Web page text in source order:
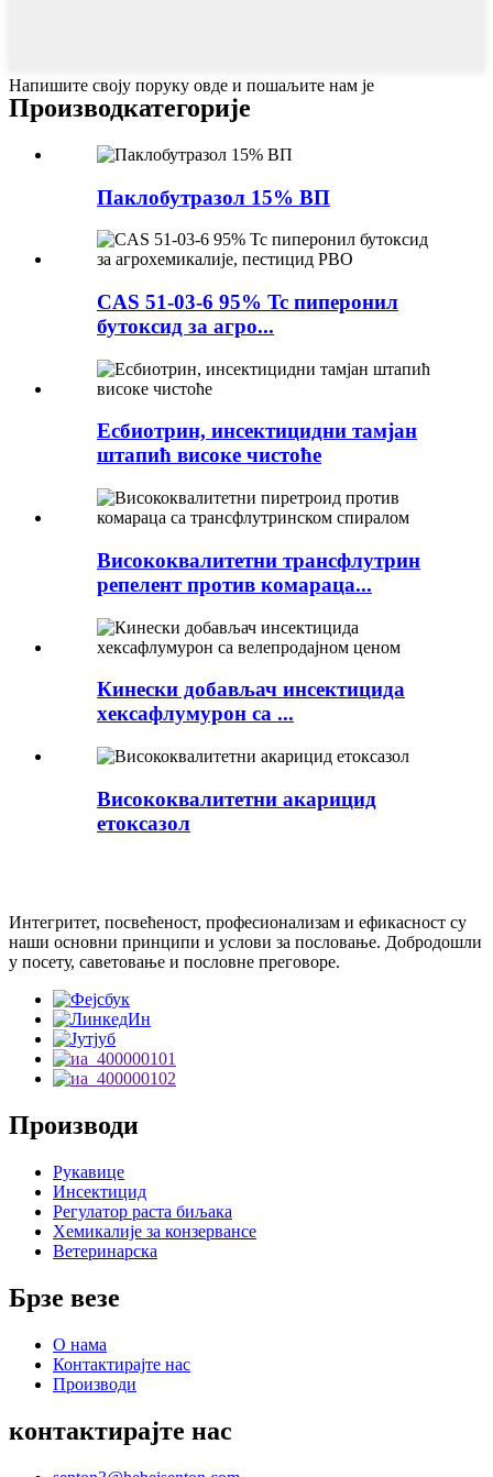
Напишите своју поруку овде и пошаљите нам је
Производкатегорије
Паклобутразол 15% ВП
CAS 51-03-6 95% Tc пиперонил
бутоксид за агро...
Есбиотрин, инсектицидни тамјан
штапић високе чистоће
Висококвалитетни трансфлутрин
репелент против комараца...
Кинески добављач инсектицида
хексафлумурон са ...
Висококвалитетни акарицид
етоксазол
Интегритет, посвећеност, професионализам и ефикасност су
наши основни принципи и услови за пословање. Добродошли
у посету, саветовање и пословне преговоре.
Производи
Рукавице
Инсектицид
Регулатор раста биљака
Хемикалије за конзервансе
Ветеринарска
Брзе везе
О нама
Контактирајте нас
Производи
контактирајте нас